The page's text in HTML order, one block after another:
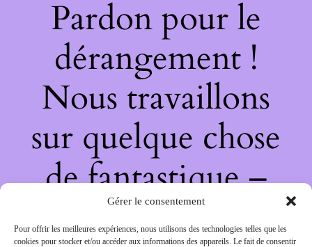
Gérer le consentement
Pour offrir les meilleures expériences, nous utilisons des technologies telles que les
cookies pour stocker et/ou accéder aux informations des appareils. Le fait de consentir
Pardon pour le
dérangement !
Nous travaillons
sur quelque chose
de fantastique –
revenez bientôt !